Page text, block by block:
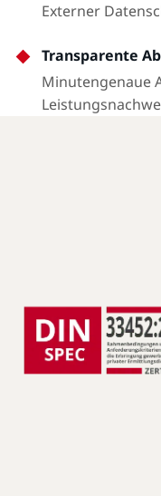
Externer
Transparente
Minutengenaue